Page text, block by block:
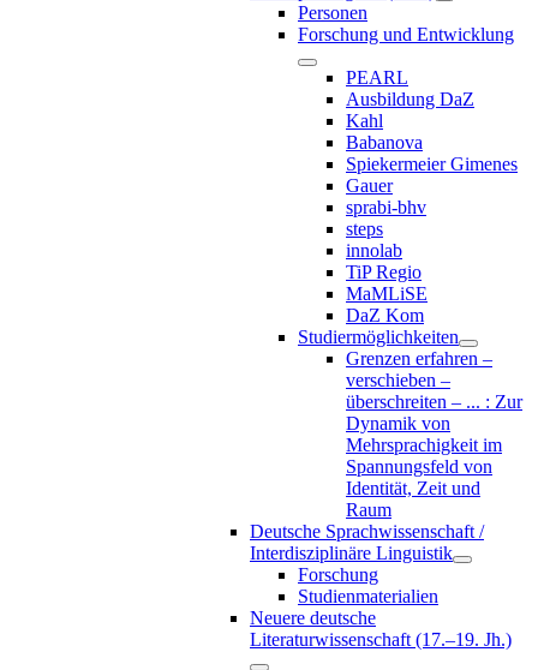
Personen
Forschung und Entwicklung
PEARL
Ausbildung DaZ
Kahl
Babanova
Spiekermeier Gimenes
Gauer
sprabi-bhv
steps
innolab
TiP Regio
MaMLiSE
DaZ Kom
Studiermöglichkeiten
Grenzen erfahren –
verschieben –
überschreiten – ... : Zur
Dynamik von
Mehrsprachigkeit im
Spannungsfeld von
Identität, Zeit und
Raum
Deutsche Sprachwissenschaft /
Interdisziplinäre Linguistik
Forschung
Studienmaterialien
Neuere deutsche
Literaturwissenschaft (17.–19. Jh.)